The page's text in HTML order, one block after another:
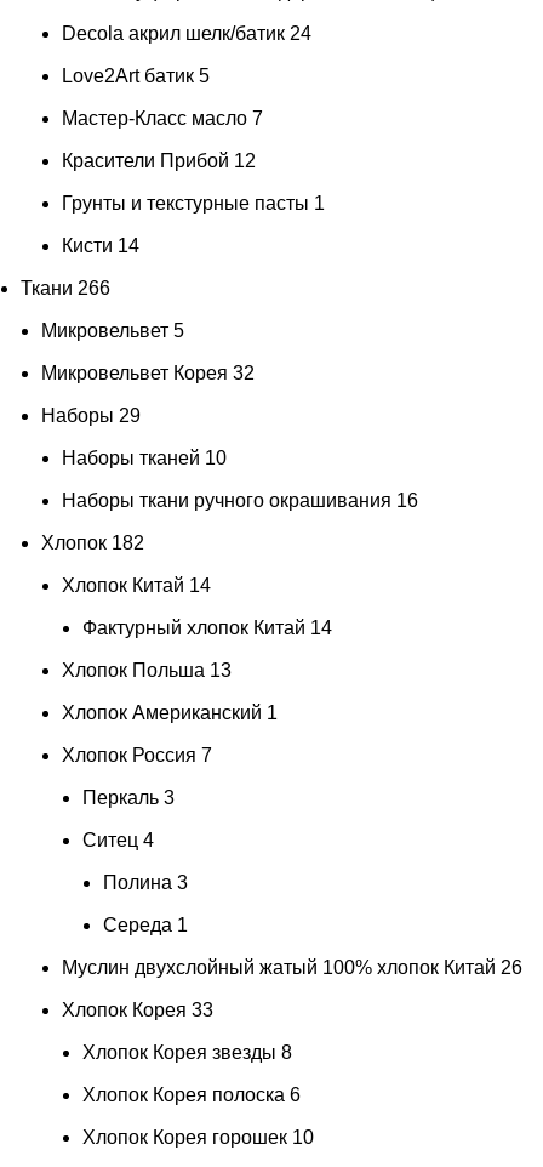
Decola акрил шелк/батик 24
Love2Art батик 5
Мастер-Класс масло 7
Красители Прибой 12
Грунты и текстурные пасты 1
Кисти 14
Ткани 266
Микровельвет 5
Микровельвет Корея 32
Наборы 29
Наборы тканей 10
Наборы ткани ручного окрашивания 16
Хлопок 182
Хлопок Китай 14
Фактурный хлопок Китай 14
Хлопок Польша 13
Хлопок Американский 1
Хлопок Россия 7
Перкаль 3
Ситец 4
Полина 3
Середа 1
Муслин двухслойный жатый 100% хлопок Китай 26
Хлопок Корея 33
Хлопок Корея звезды 8
Хлопок Корея полоска 6
Хлопок Корея горошек 10